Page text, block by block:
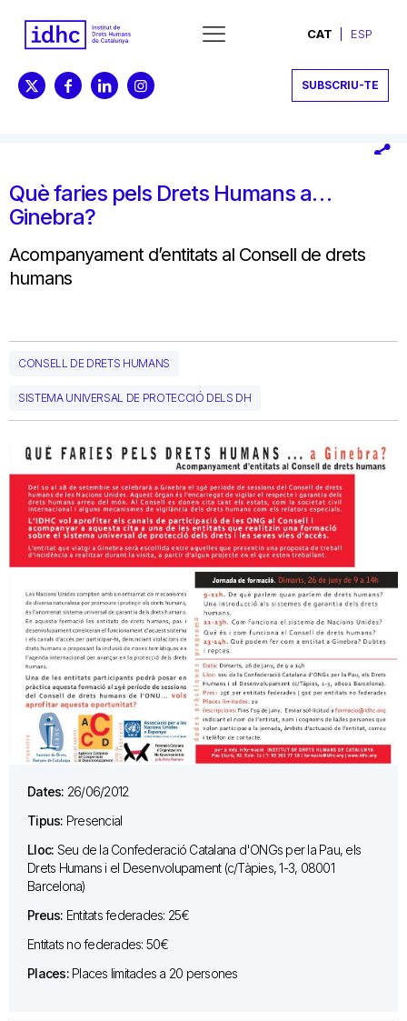
CAT ESP
SUBSCRIU-TE
Què faries pels Drets Humans a…
Ginebra?
Acompanyament d’entitats al Consell de drets
humans
CONSELL DE DRETS HUMANS
SISTEMA UNIVERSAL DE PROTECCIÓ DELS DH
Dates: 26/06/2012
Tipus: Presencial
Lloc: Seu de la Confederació Catalana d'ONGs per la Pau, els
Drets Humans i el Desenvolupament (c/Tàpies, 1-3, 08001
Barcelona)
Preus: Entitats federades: 25€
Entitats no federades: 50€
Places: Places limitades a 20 persones